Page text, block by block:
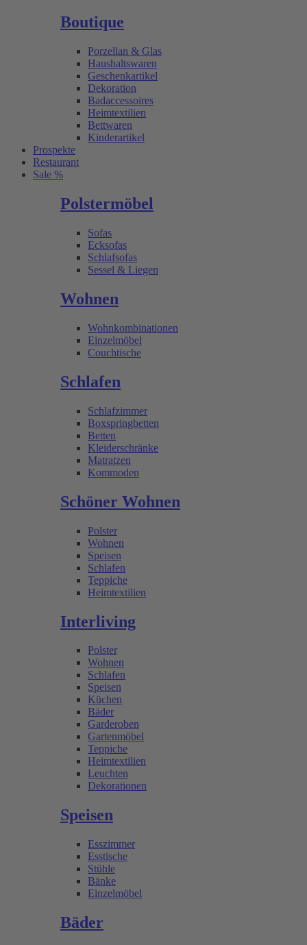
Boutique
Porzellan & Glas
Haushaltswaren
Geschenkartikel
Dekoration
Badaccessoires
Heimtextilien
Bettwaren
Kinderartikel
Prospekte
Restaurant
Sale %
Polstermöbel
Sofas
Ecksofas
Schlafsofas
Sessel & Liegen
Wohnen
Wohnkombinationen
Einzelmöbel
Couchtische
Schlafen
Schlafzimmer
Boxspringbetten
Betten
Kleiderschränke
Matratzen
Kommoden
Schöner Wohnen
Polster
Wohnen
Speisen
Schlafen
Teppiche
Heimtextilien
Interliving
Polster
Wohnen
Schlafen
Speisen
Küchen
Bäder
Garderoben
Gartenmöbel
Teppiche
Heimtextilien
Leuchten
Dekorationen
Speisen
Esszimmer
Esstische
Stühle
Bänke
Einzelmöbel
Bäder